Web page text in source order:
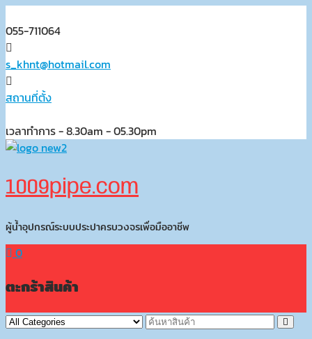
to
content
055-711064
s_khnt@hotmail.com
สถานที่ตั้ง
เวลาทำการ - 8.30am - 05.30pm
1009pipe.com
ผู้น้ำอุปกรณ์ระบบประปาครบวงจรเพื่อมืออาชีพ
0
ตะกร้าสินค้า